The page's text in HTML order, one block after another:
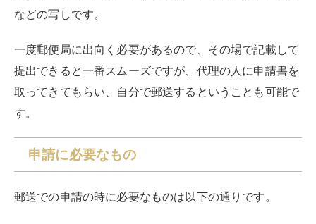
などの写しです。
一度郵便局に出向く必要があるので、その場で記載して
提出できると一番スムーズですが、代理の人に申請書を
取ってきてもらい、自分で郵送するということも可能で
す。
申請に必要なもの
郵送での申請の時に必要なものは以下の通りです。